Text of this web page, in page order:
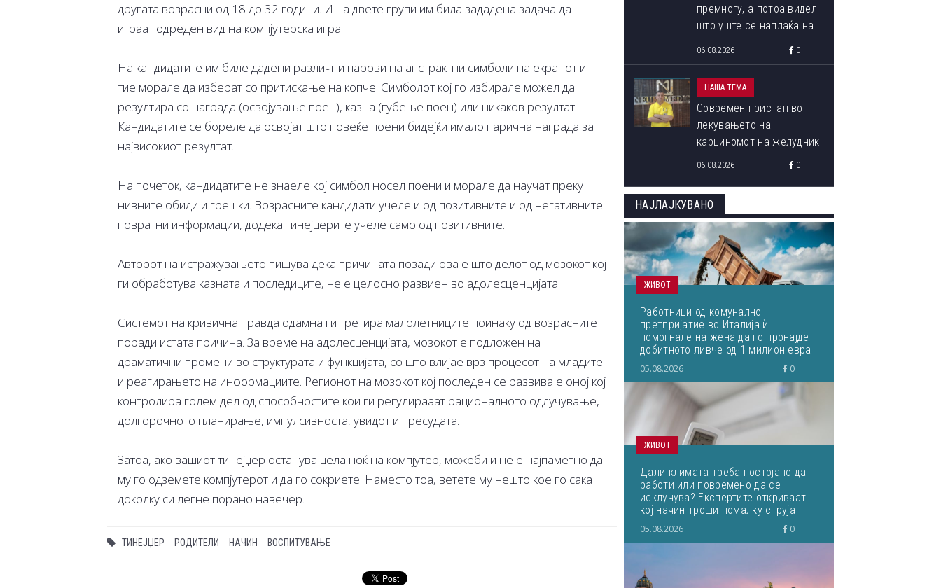
другата возрасни од 18 до 32 години. И на двете групи им била зададена задача да
играат одреден вид на компјутерска игра.
На кандидатите им биле дадени различни парови на апстрактни симболи на екранот и
тие морале да изберат со притискање на копче. Симболот кој го избирале можел да
резултира со награда (освојување поен), казна (губење поен) или никаков резултат.
Кандидатите се бореле да освојат што повеќе поени бидејќи имало парична награда за
највисокиот резултат.
На почеток, кандидатите не знаеле кој симбол носел поени и морале да научат преку
нивните обиди и грешки. Возрасните кандидати учеле и од позитивните и од негативните
повратни информации, додека тинејџерите учеле само од позитивните.
Авторот на истражувањето пишува дека причината позади ова е што делот од мозокот кој
ги обработува казната и последиците, не е целосно развиен во адолесценцијата.
Системот на кривична правда одамна ги третира малолетниците поинаку од возрасните
поради истата причина. За време на адолесценцијата, мозокот е подложен на
драматични промени во структурата и функцијата, со што влијае врз процесот на младите
и реагирањето на информациите. Регионот на мозокот кој последен се развива е оној кој
контролира голем дел од способностите кои ги регулирааат рационалното одлучување,
долгорочното планирање, импулсивноста, увидот и пресудата.
Затоа, ако вашиот тинејџер останува цела ноќ на компјутер, можеби и не е најпаметно да
му го одземете компјутерот и да го сокриете. Наместо тоа, ветете му нешто кое го сака
доколку си легне порано навечер.
ТИНЕЈЏЕР РОДИТЕЛИ НАЧИН ВОСПИТУВАЊЕ
премногу, а потоа видел
што уште се наплаќа на
06.08.2026 0
НАША ТЕМА
Современ пристап во
лекувањето на
карциномот на желудник
06.08.2026 0
НАЈЛАЈКУВАНО
ЖИВОТ
Работници од комунално
претпријатие во Италија ѝ
помогнале на жена да го пронајде
добитното ливче од 1 милион евра
кое завршило на депонија
05.08.2026 0
ЖИВОТ
Дали климата треба постојано да
работи или повремено да се
исклучува? Експертите откриваат
кој начин троши помалку струја
05.08.2026 0